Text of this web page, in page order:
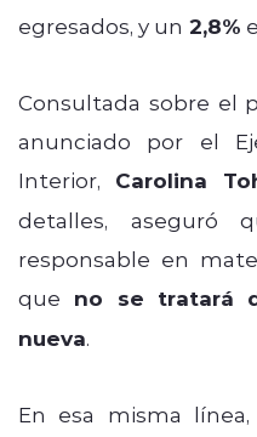
egresados, y un 2,8%
Consultada sobre el
anunciado por el
Interior, Carolina
detalles, aseguró
responsable en
que no se tratará
nueva.
En esa misma